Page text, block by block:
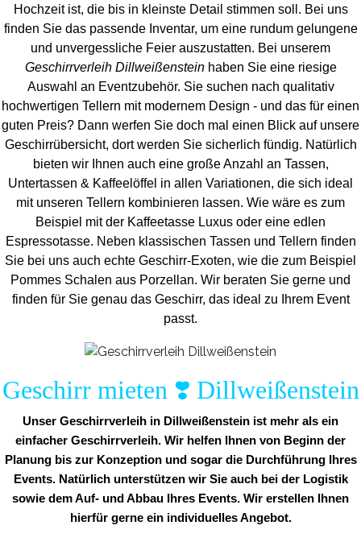
Hochzeit ist, die bis in kleinste Detail stimmen soll. Bei uns
finden Sie das passende Inventar, um eine rundum gelungene
und unvergess liche Feier auszustatten. Bei unserem
Geschirrverleih Dillweißensteinhaben Sie eine riesige
Auswahl an Eventzubehör. Sie suchen nach qualitativ
hochwertigen Tellern mit modernem Design - und das für einen
guten Preis? Dann werfen Sie doch mal einen Blick auf unsere
Geschirrübersicht, dort werden Sie sicherlich fündig. Natürlich
bieten wir Ihnen auch eine große Anzahl an Tassen,
Untertassen & Kaffeelöffel in allen Variationen, die sich ideal
mit unseren Tellern kombinieren lassen. Wie wäre es zum
Beispiel mit der Kaffeetasse Luxus oder eine edlen
Espressotasse. Neben klassischen Tassen und Tellern finden
Sie bei uns auch echte Geschirr-Exoten, wie die zum Beispiel
Pommes Schalen aus Porzellan. Wir beraten Sie gerne und
finden für Sie genau das Geschirr, das ideal zu Ihrem Event
passt.
Geschirr mieten ❣️ Dillweißenstein
Unser Geschirrverleih in Dillweißenstein ist mehr als ein
einfacher Geschirrverleih. Wir helfen Ihnen von Beginn der
Planung bis zur Konzeption und sogar die Durchführung Ihres
Events. Natürlich unterstützen wir Sie auch bei der Logistik
sowie dem Auf- und Abbau Ihres Events. Wir erstellen Ihnen
hierfür gerne ein individuelles Angebot.